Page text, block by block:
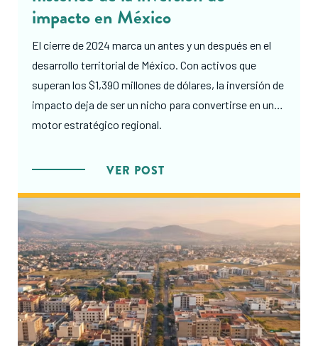
impacto en México
El cierre de 2024 marca un antes y un después en el
desarrollo territorial de México. Con activos que
superan los $1,390 millones de dólares, la inversión de
impacto deja de ser un nicho para convertirse en un
motor estratégico regional.
VER POST